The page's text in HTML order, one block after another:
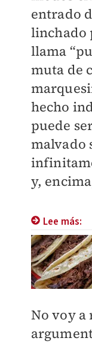
entrado
linchado
llama
muta de
hecho
puede
malvado
y,
Lee más:
No voy a